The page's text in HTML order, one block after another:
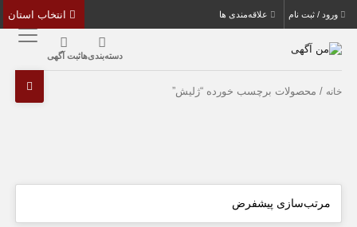
ورود / ثبت نام علاقه‌مندی ها
دسته‌بندی‌هاثبت آگهی
خانه / محصولات برچسب خورده “ژلیش”